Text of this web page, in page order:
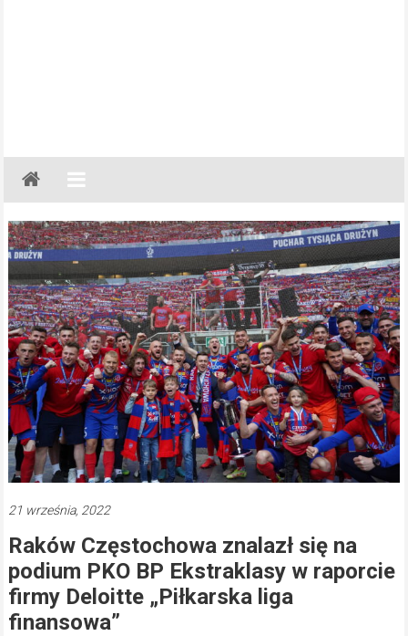
Gazeta
Regionalna
Częstochowa,
Kłobuck,
Lubliniec,
Myszków
21 września, 2022
Raków Częstochowa znalazł się na
podium PKO BP Ekstraklasy w raporcie
firmy Deloitte „Piłkarska liga
finansowa”